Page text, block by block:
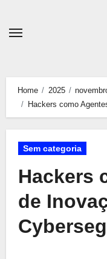
Home 2025
Hackers como
Sem categoria
Hackers
de